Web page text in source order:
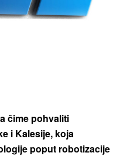
čime pohvaliti
i Kalesije, koja
poput robotizacije